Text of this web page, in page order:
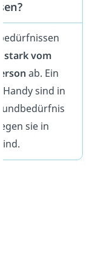
stark vom
ab. Ein
Handy sind in
sie in